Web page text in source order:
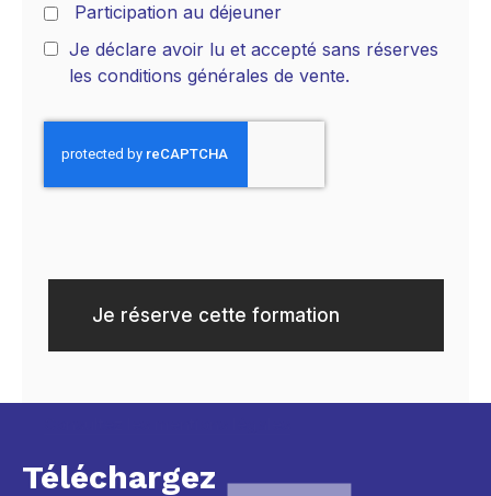
Participation au déjeuner
Je déclare avoir lu et accepté sans réserves
les conditions générales de vente.
Je réserve cette formation
Téléchargez